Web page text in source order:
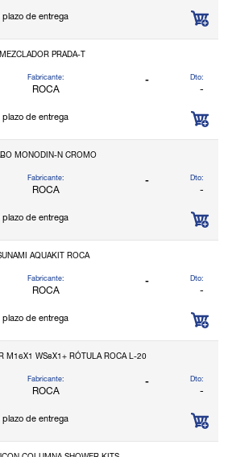
de entrega
PRADA-T
Fabricante:
ROCA
- Dto:
-
de entrega
MONODIN-N CROMO
Fabricante:
ROCA
- Dto:
-
de entrega
AQUAKIT ROCA
Fabricante:
ROCA
- Dto:
-
de entrega
M16X1 WS8X1+ RÓTULA ROCA L-20
Fabricante:
ROCA
- Dto:
-
de entrega